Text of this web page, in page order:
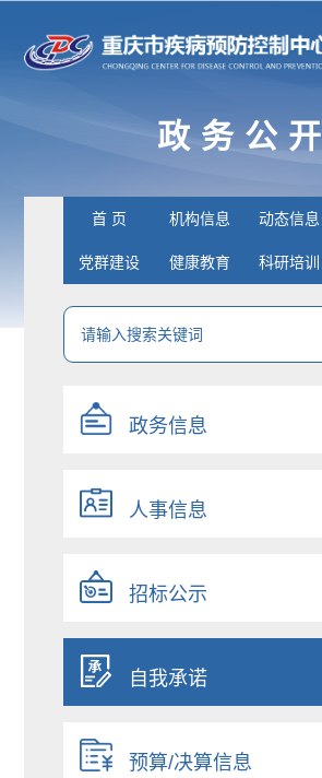
政务公开
首 页 机构信息 动态信息
党群建设 健康教育 科研培训
政务信息
人事信息
招标公示
自我承诺
预算/决算信息